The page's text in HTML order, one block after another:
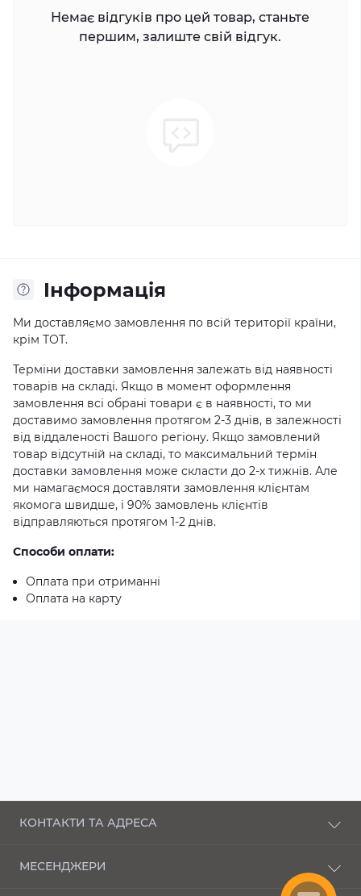
Немає відгуків про цей товар, станьте
першим, залиште свій відгук.
Iнформація
Ми доставляємо замовлення по всій території країни,
крім ТОТ.
Терміни доставки замовлення залежать від наявності
товарів на складі. Якщо в момент оформлення
замовлення всі обрані товари є в наявності, то ми
доставимо замовлення протягом 2-3 днів, в залежності
від віддаленості Вашого регіону. Якщо замовлений
товар відсутній на складі, то максимальний термін
доставки замовлення може скласти до 2-х тижнів. Але
ми намагаємося доставляти замовлення клієнтам
якомога швидше, і 90% замовлень клієнтів
відправляються протягом 1-2 днів.
Способи оплати:
Оплата при отриманні
Оплата на карту
КОНТАКТИ ТА АДРЕСА
43000
МЕСЕНДЖЕРИ